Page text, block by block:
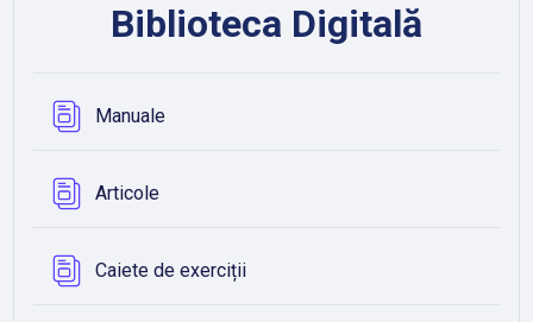
Biblioteca Digitală
ManualeBază de date
ArticoleBază de date
Caiete de exercițiiBază de date